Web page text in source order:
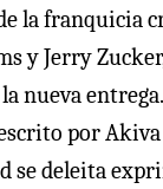
la franquicia
y Jerry
nueva
por Akiva
se deleita